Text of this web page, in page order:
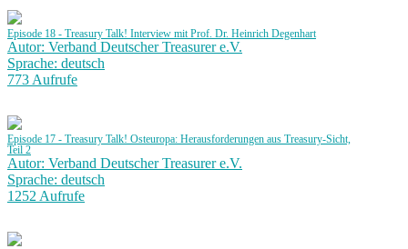
Episode 18 - Treasury Talk! Interview mit Prof. Dr. Heinrich Degenhart
Autor: Verband Deutscher Treasurer e.V.
Sprache: deutsch
773 Aufrufe
Episode 17 - Treasury Talk! Osteuropa: Herausforderungen aus Treasury-Sicht,
Teil 2
Autor: Verband Deutscher Treasurer e.V.
Sprache: deutsch
1252 Aufrufe